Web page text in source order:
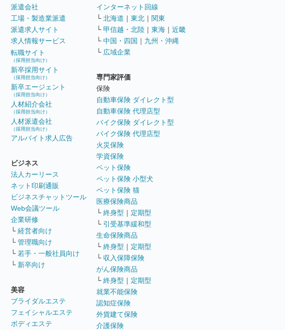
派遣会社
工場・製造業派遣
派遣求人サイト
求人情報サービス
転職サイト
（採用担当向け）
新卒採用サイト
（採用担当向け）
新卒エージェント
（採用担当向け）
人材紹介会社
（採用担当向け）
人材派遣会社
（採用担当向け）
アルバイト求人広告
ビジネス
法人カーリース
ネット印刷通販
ビジネスチャットツール
Web会議ツール
企業研修
└ 経営者向け
└ 管理職向け
└ 若手・一般社員向け
└ 新卒向け
美容
ブライダルエステ
フェイシャルエステ
ボディエステ
インターネット回線
└ 北海道 ｜ 東北 ｜ 関東
└ 甲信越・北陸 ｜ 東海 ｜ 近畿
└ 中国・四国 ｜ 九州・沖縄
└ 広域企業
専門家評価
保険
自動車保険 ダイレクト型
自動車保険 代理店型
バイク保険 ダイレクト型
バイク保険 代理店型
火災保険
学資保険
ペット保険
ペット保険 小型犬
ペット保険 猫
医療保険商品
└ 終身型 ｜ 定期型
└ 引受基準緩和型
生命保険商品
└ 終身型 ｜ 定期型
└ 収入保障保険
がん保険商品
└ 終身型 ｜ 定期型
就業不能保険
認知症保険
外貨建て保険
介護保険